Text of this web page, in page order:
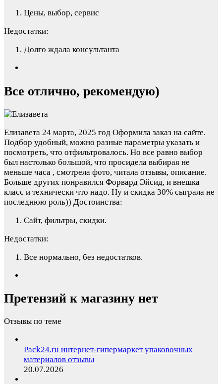
Цены, выбор, сервис
Недостатки:
Долго ждала консультанта
Все отлично, рекомендую)
Елизавета 24 марта, 2025 год Оформила заказ на сайте.
Подбор удобный, можно разные параметры указать и
посмотреть, что отфильтровалось. Но все равно выбор
был настолько большой, что просидела выбирая не
меньше часа , смотрела фото, читала отзывы, описание.
Больше других понравился Форвард Эйсид, и внешка
класс и технически что надо. Ну и скидка 30% сыграла не
последнюю роль)) Достоинства:
Сайт, фильтры, скидки.
Недостатки:
Все нормально, без недостатков.
Претензий к магазину нет
Отзывы по теме
Pack24.ru интернет-гипермаркет упаковочных
материалов отзывы
20.07.2026